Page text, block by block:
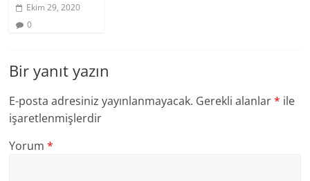
Ekim 29, 2020
0
Bir yanıt yazın
E-posta adresiniz yayınlanmayacak. Gerekli alanlar* ile
işaretlenmişlerdir
Yorum*